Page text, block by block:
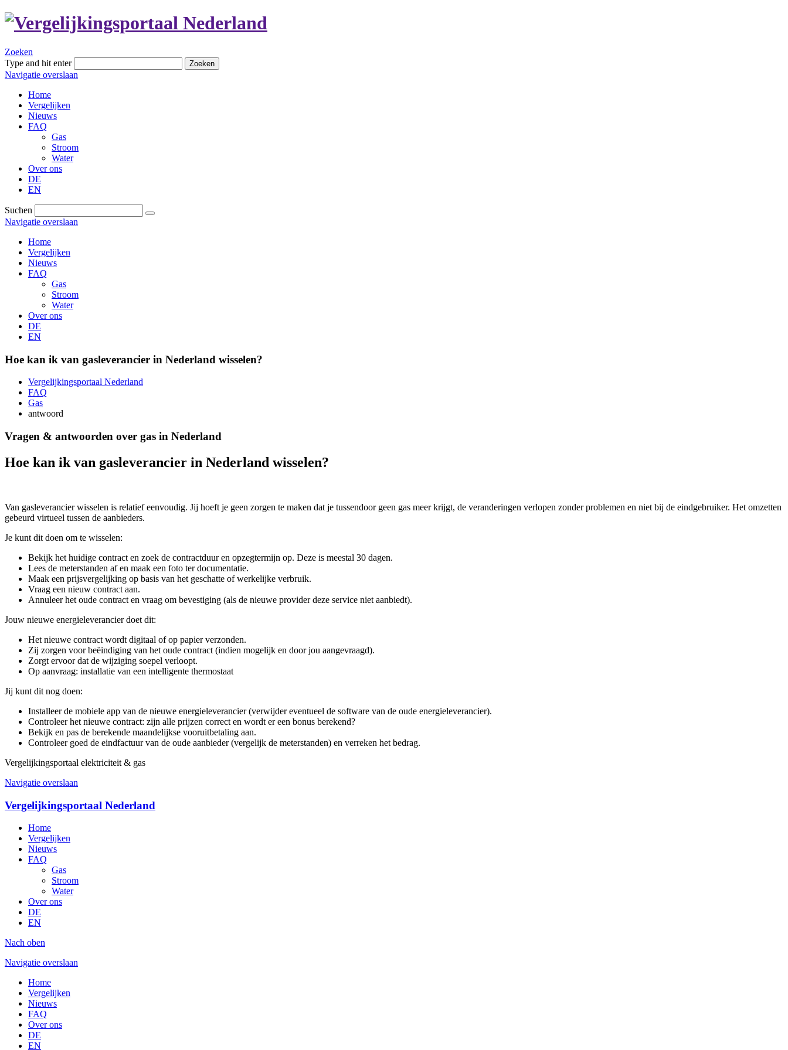
Zoeken
Type and hit enter
Zoeken
Navigatie overslaan
Home
Vergelijken
Nieuws
FAQ
Gas
Stroom
Water
Over ons
DE
EN
Suchen
Navigatie overslaan
Home
Vergelijken
Nieuws
FAQ
Gas
Stroom
Water
Over ons
DE
EN
Hoe kan ik van gasleverancier in Nederland wisselen?
Vergelijkingsportaal Nederland
FAQ
Gas
antwoord
Vragen & antwoorden over gas in Nederland
Hoe kan ik van gasleverancier in Nederland wisselen?
Van gasleverancier wisselen is relatief eenvoudig. Jij hoeft je geen zorgen te maken dat je tussendoor geen gas meer krijgt, de veranderingen verlopen zonder problemen en niet bij de eindgebruiker. Het omzetten
gebeurd virtueel tussen de aanbieders.
Je kunt dit doen om te wisselen:
Bekijk het huidige contract en zoek de contractduur en opzegtermijn op. Deze is meestal 30 dagen.
Lees de meterstanden af en maak een foto ter documentatie.
Maak een prijsvergelijking op basis van het geschatte of werkelijke verbruik.
Vraag een nieuw contract aan.
Annuleer het oude contract en vraag om bevestiging (als de nieuwe provider deze service niet aanbiedt).
Jouw nieuwe energieleverancier doet dit:
Het nieuwe contract wordt digitaal of op papier verzonden.
Zij zorgen voor beëindiging van het oude contract (indien mogelijk en door jou aangevraagd).
Zorgt ervoor dat de wijziging soepel verloopt.
Op aanvraag: installatie van een intelligente thermostaat
Jij kunt dit nog doen:
Installeer de mobiele app van de nieuwe energieleverancier (verwijder eventueel de software van de oude energieleverancier).
Controleer het nieuwe contract: zijn alle prijzen correct en wordt er een bonus berekend?
Bekijk en pas de berekende maandelijkse vooruitbetaling aan.
Controleer goed de eindfactuur van de oude aanbieder (vergelijk de meterstanden) en verreken het bedrag.
Vergelijkingsportaal elektriciteit & gas
Navigatie overslaan
Vergelijkingsportaal Nederland
Home
Vergelijken
Nieuws
FAQ
Gas
Stroom
Water
Over ons
DE
EN
Nach oben
Navigatie overslaan
Home
Vergelijken
Nieuws
FAQ
Over ons
DE
EN